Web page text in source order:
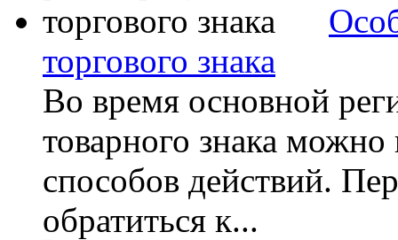
торгового знака
Во время основной
товарного знака можно
способов действий.
обратиться к...